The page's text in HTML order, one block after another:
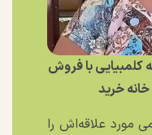
کلمبیا؛ زن ۶۷ ساله کلمبیایی با فروش
خرید
مورد علاقه‌اش را